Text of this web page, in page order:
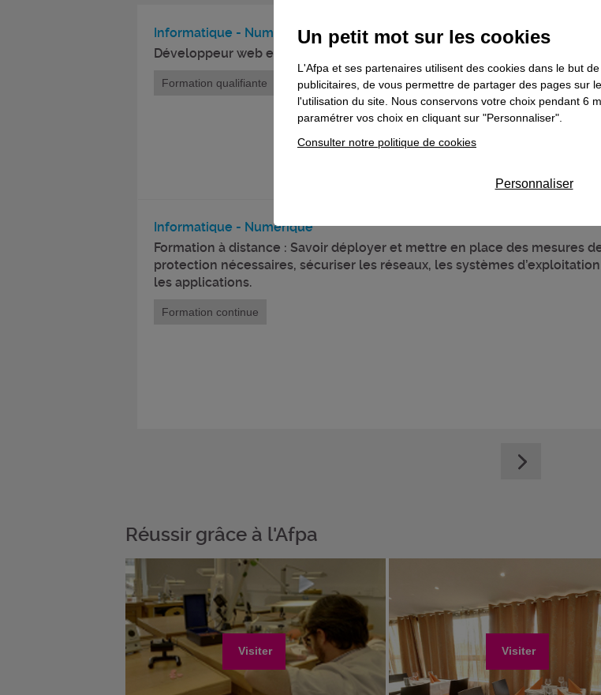
Informatique - Numérique
Développeur web et web mobile
Formation qualifiante
Informatique - Numérique
Formation à distance : Savoir déployer et mettre en place des mesures
protection nécessaires, sécuriser les réseaux, les systèmes
les applications.
Formation continue
Réussir grâce à l'Afpa
Visiter Visiter
Un petit mot sur les cookies
L'Afpa et ses partenaires utilisent des cookies dans le but
publicitaires, de vous permettre de partager des pages sur
l'utilisation du site. Nous conservons votre choix pendant 6
paramétrer vos choix en cliquant sur "Personnaliser".
Consulter notre politique de cookies
Personnaliser